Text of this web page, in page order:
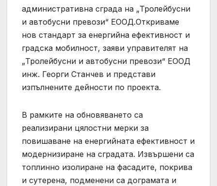
административна сграда на „Тролейбусни
и автобусни превози“ ЕООД.Откриваме
нов стандарт за енергийна ефективност и
градска мобилност, заяви управителят на
„Тролейбусни и автобусни превози“ ЕООД
инж. Георги Станчев и представи
изпълнените дейности по проекта.
В рамките на обновяването са
реализирани цялостни мерки за
повишаване на енергийната ефективност и
модернизиране на сградата. Извършени са
топлинно изолиране на фасадите, покрива
и сутерена, подменени са дограмата и